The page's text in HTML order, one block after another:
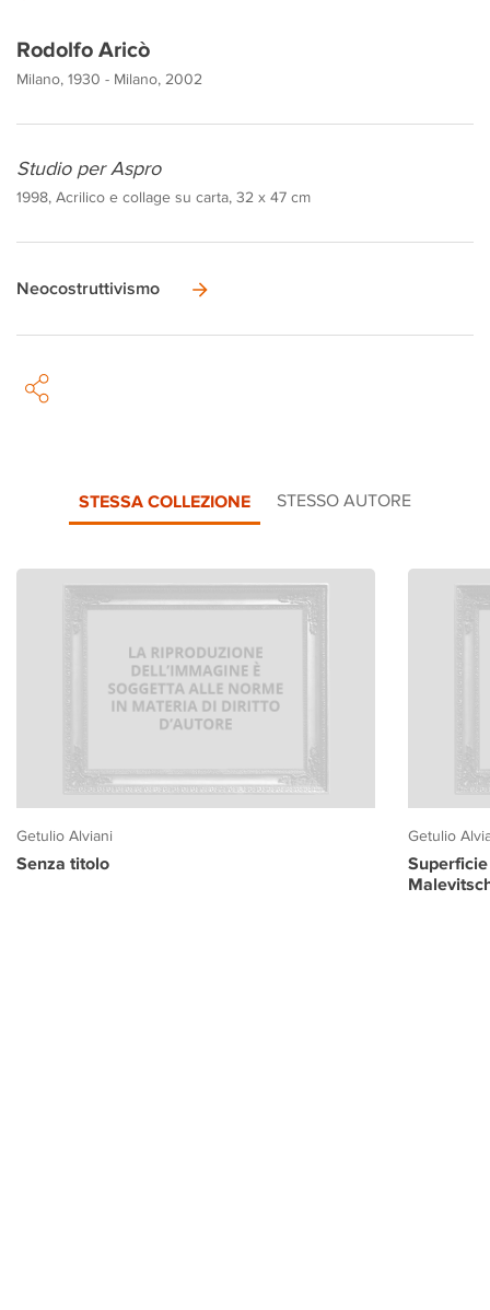
Rodolfo Aricò
Milano, 1930 - Milano, 2002
Studio per Aspro
1998, Acrilico e collage su carta, 32 x 47 cm
Neocostruttivismo
STESSA COLLEZIONE STESSO AUTORE
Getulio Alviani
Senza titolo
Getulio